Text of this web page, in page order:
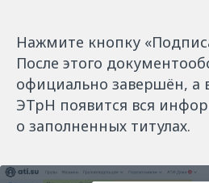
Нажмите кнопку
После этого
официально завершён, а
ЭТрН появится вся
о заполненных титулах.